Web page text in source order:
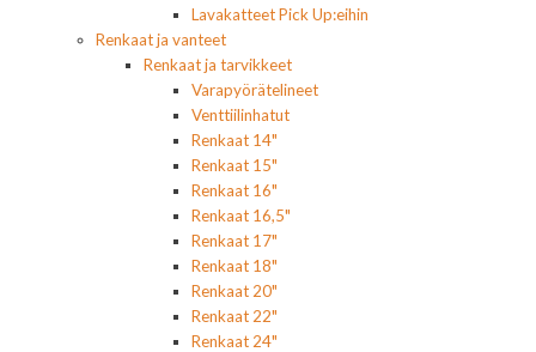
Lavakatteet Pick Up:eihin
Renkaat ja vanteet
Renkaat ja tarvikkeet
Varapyörätelineet
Venttiilinhatut
Renkaat 14"
Renkaat 15"
Renkaat 16"
Renkaat 16,5"
Renkaat 17"
Renkaat 18"
Renkaat 20"
Renkaat 22"
Renkaat 24"